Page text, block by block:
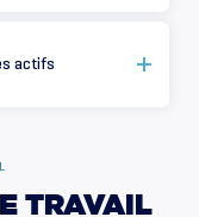
actifs
TRAVAIL